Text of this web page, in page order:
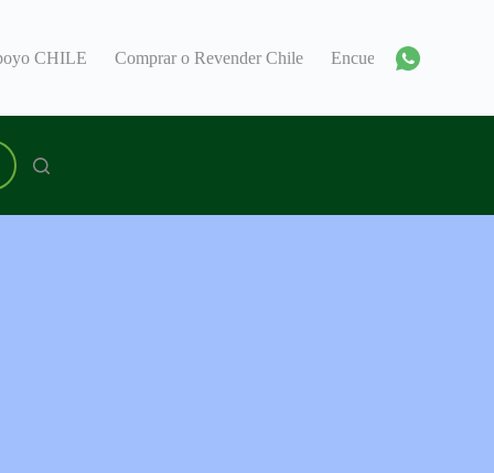
CHILE Comprar o Revender Chile Encuentra un